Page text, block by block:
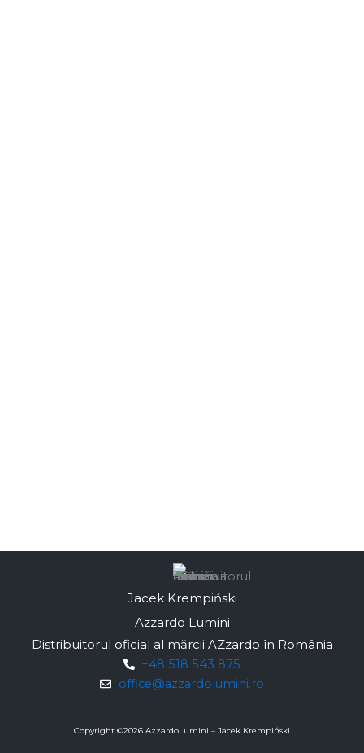
Jacek Krempiński
Azzardo Lumini
Distribuitorul oficial al mărcii AZzardo în România
+48 518 543 875
office@azzardolumini.ro
Copyright ©2026 AzzardoLumini – Jacek Krempiński